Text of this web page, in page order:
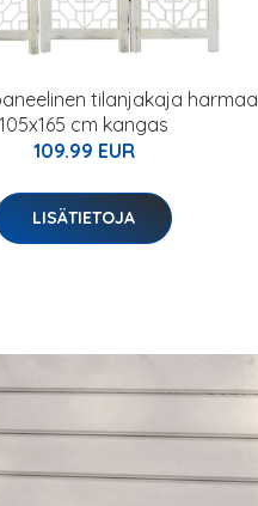
tilanjakaja harmaa
105x165 cm kangas
109.99 EUR
LISÄTIETOJA